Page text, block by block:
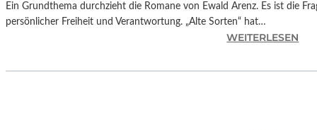
Ein Grundthema durchzieht die Romane von Ewald Arenz. Es ist die
persönlicher Freiheit und Verantwortung. „Alte Sorten“ hat…
WEITERLESEN
W